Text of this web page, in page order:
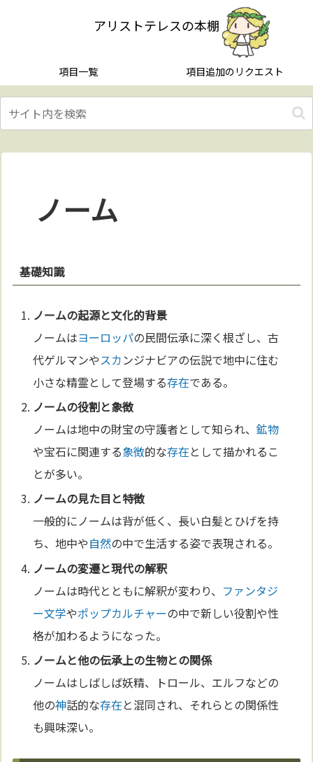
アリストテレスの本棚
項目一覧 項目追加のリクエスト
ノーム
基礎知識
ノームの起源と文化的背景
ノームはヨーロッパの民間伝承に深く根ざし、古
代ゲルマンやスカンジナビアの伝説で地中に住む
小さな精霊として登場する存在である。
ノームの役割と象徴
ノームは地中の財宝の守護者として知られ、鉱物
や宝石に関連する象徴的な存在として描かれるこ
とが多い。
ノームの見た目と特徴
一般的にノームは背が低く、長い白髪とひげを持
ち、地中や自然の中で生活する姿で表現される。
ノームの変遷と現代の解釈
ノームは時代とともに解釈が変わり、 ファンタジ
ー文学やポップカルチャーの中で新しい役割や性
格が加わるようになった。
ノームと他の伝承上の生物との関係
ノームはしばしば妖精、トロール、エルフなどの
他の神話的な存在と混同され、それらとの関係性
も興味深い。